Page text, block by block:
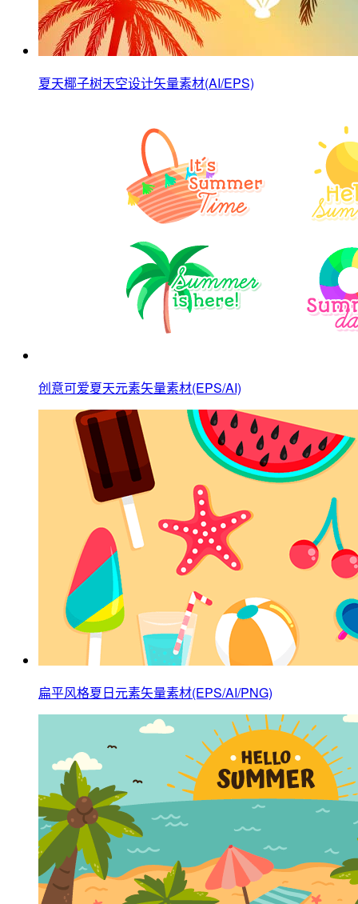
夏天椰子树天空设计矢量素材(AI/EPS)
创意可爱夏天元素矢量素材(EPS/AI)
扁平风格夏日元素矢量素材(EPS/AI/PNG)